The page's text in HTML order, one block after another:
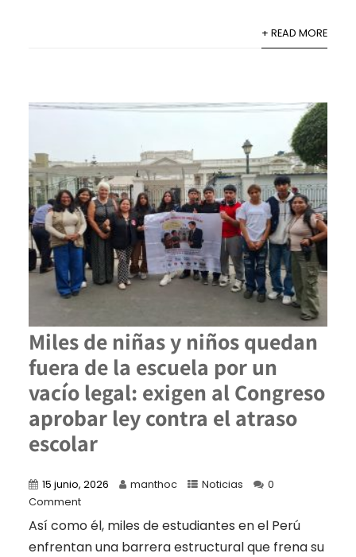
+ READ MORE
Miles de niñas y niños quedan
fuera de la escuela por un
vacío legal: exigen al Congreso
aprobar ley contra el atraso
escolar
15 junio, 2026 manthoc Noticias
0
Comment
Así como él, miles de estudiantes en el Perú
enfrentan una barrera estructural que frena su